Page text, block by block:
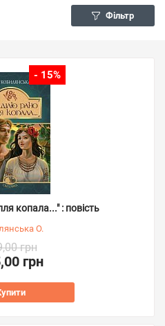
Фільтр
- 15%
копала..." : повість
О.
грн
грн